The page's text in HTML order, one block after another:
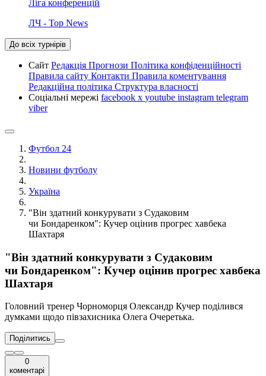
Ліга конференцій
ЛЧ - Top News
До всіх турнірів
Сайт Редакція Прогнози Політика конфіденційності
Правила сайту Контакти Правила коментування
Редакційна політика Структура власності
Соціальні мережі facebook x youtube instagram telegram
viber
Футбол 24
Новини футболу
Україна
"Він здатний конкурувати з Судаковим
чи Бондаренком": Кучер оцінив прогрес хавбека
Шахтаря
"Він здатний конкурувати з Судаковим
чи Бондаренком": Кучер оцінив прогрес хавбека
Шахтаря
Головний тренер Чорноморця Олександр Кучер поділився
думками щодо півзахисника Олега Очеретька.
Поділитись
0
коментарі